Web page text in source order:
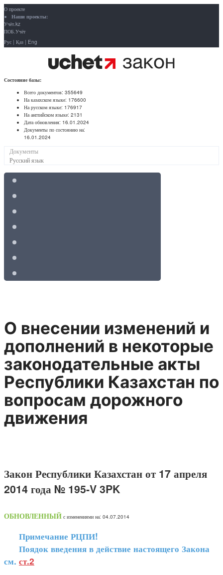
О проекте
Наши проекты:
Учёт.kz
ПОБ.Учёт
Рус | Қаз | Eng
Состояние базы:
Всего документов: 355649
На казахском языке: 176600
На русском языке: 176917
На английском языке: 2131
Дата обновления: 16.01.2024
Документы по состоянию на:
16.01.2024
Документы
Русский язык
О внесении изменений и
дополнений в некоторые
законодательные акты
Республики Казахстан по
вопросам дорожного
движения
Закон Республики Казахстан от 17 апреля
2014 года № 195-V 3PK
ОБНОВЛЕННЫЙ с изменениями на: 04.07.2014
Примечание РЦПИ!
Поядок введения в действие настоящего Закона
см. ст.2